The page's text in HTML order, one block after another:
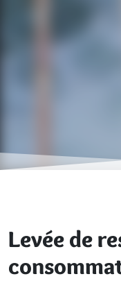
Levée de